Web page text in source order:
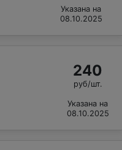
Указана на
08.10.2025
240
руб/шт.
Указана на
08.10.2025